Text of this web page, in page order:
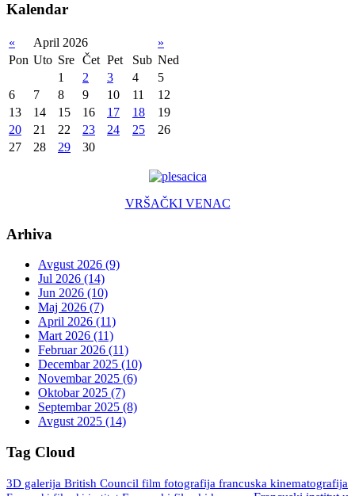
Kalendar
« April 2026
»
Pon Uto Sre Čet Pet Sub Ned
1
2 3 4
5
6
7 8 9 10 11
12
13
14 15 16 17 18
19
20
21 22 23 24 25
26
27
28 29 30
VRŠAČKI VENAC
Arhiva
Avgust 2026 (9)
Jul 2026 (14)
Jun 2026 (10)
Maj 2026 (7)
April 2026 (11)
Mart 2026 (11)
Februar 2026 (11)
Decembar 2025 (10)
Novembar 2025 (6)
Oktobar 2025 (7)
Septembar 2025 (8)
Avgust 2025 (14)
Tag Cloud
3D galerija British Council film fotografija francuska kinematografija